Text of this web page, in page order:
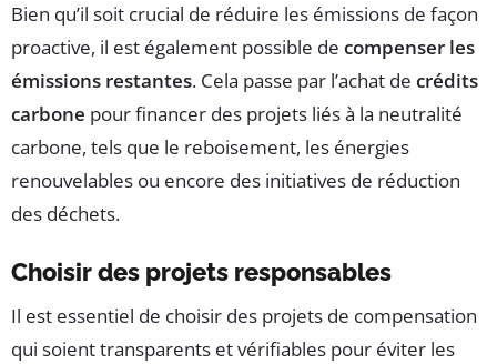
Bien qu’il soit crucial de réduire les émissions de façon
proactive, il est également possible de compenser les
émissions restantes. Cela passe par l’achat de crédits
carbone pour financer des projets liés à la neutralité
carbone, tels que le reboisement, les énergies
renouvelables ou encore des initiatives de réduction
des déchets.
Choisir des projets responsables
Il est essentiel de choisir des projets de compensation
qui soient transparents et vérifiables pour éviter les